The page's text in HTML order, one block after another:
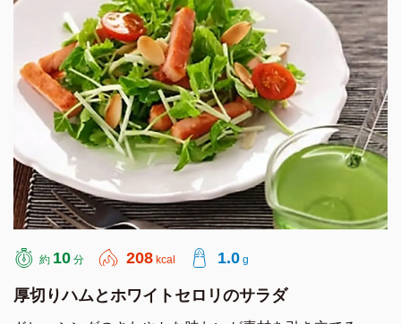
約 10 分 208 kcal 1.0 g
厚切りハムとホワイトセロリのサラダ